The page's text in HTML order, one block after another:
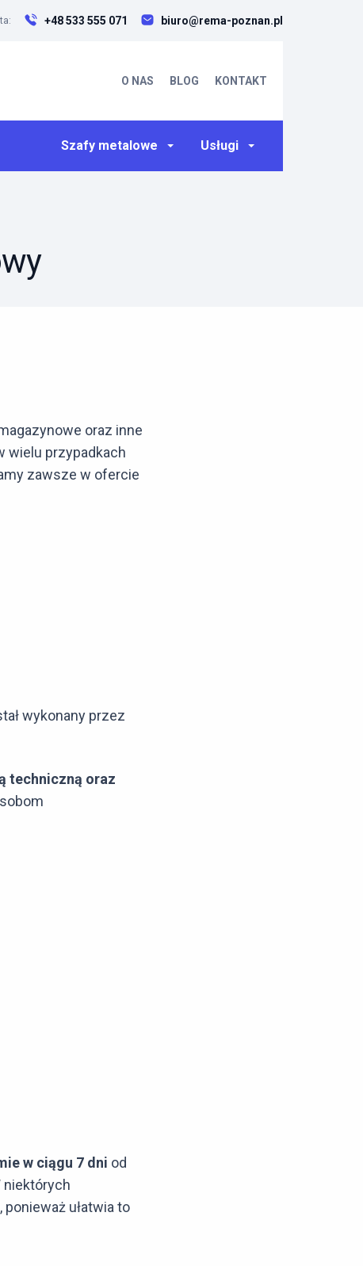
+48 533 555 071 biuro@rema-poznan.pl
O NAS BLOG KONTAKT
Szafy metalowe Usługi
oraz inne
wielu przypadkach
zawsze w ofercie
wykonany przez
techniczną oraz
w ciągu 7 dni od
niektórych
ułatwia to